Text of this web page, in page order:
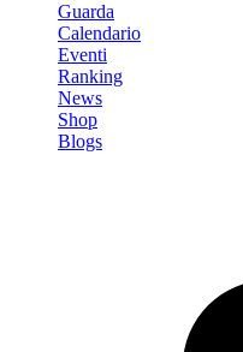
Guarda
Calendario
Eventi
Ranking
News
Shop
Blogs